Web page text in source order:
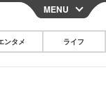
CLOSE
MENU
ンタメ ライフ